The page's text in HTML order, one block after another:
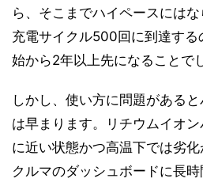
ら、そこまでハイペースには
充電サイクル500回に到達する
始から2年以上先になることで
しかし、使い方に問題がある
は早まります。リチウムイオ
に近い状態かつ高温下では劣
クルマのダッシュボードに長時